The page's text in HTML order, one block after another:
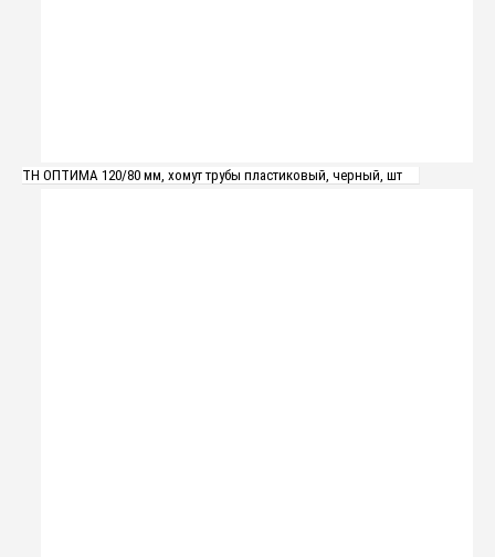
ТН ОПТИМА 120/80 мм, хомут трубы пластиковый, черный, шт